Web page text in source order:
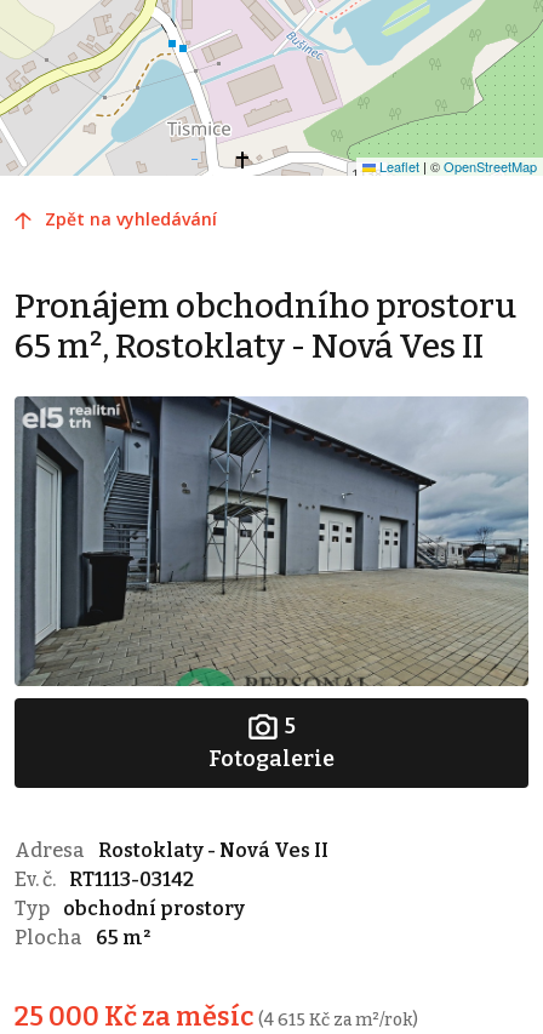
Leaflet | ©OpenStreetMap
Zpět na vyhledávání
Pronájem obchodního prostoru
65 m², Rostoklaty - Nová Ves II
5
Fotogalerie
Adresa
Rostoklaty - Nová Ves II
Ev. č.
RT1113-03142
Typ
obchodní prostory
Plocha
65 m²
25 000 Kč za měsíc (4 615 Kč za m²/rok)